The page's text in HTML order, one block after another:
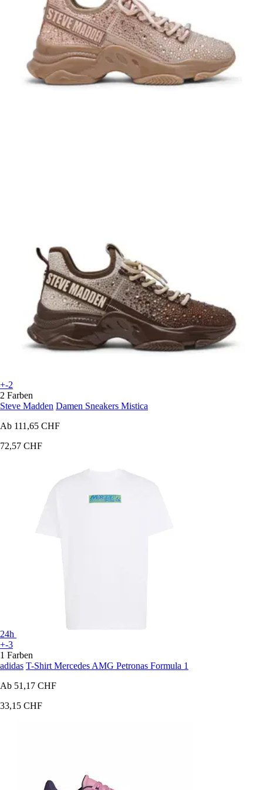
+-2
2 Farben
Steve Madden Damen Sneakers Mistica
Ab 111,65 CHF
72,57 CHF
24h
+-3
1 Farben
adidas T-Shirt Mercedes AMG Petronas Formula 1
Ab 51,17 CHF
33,15 CHF